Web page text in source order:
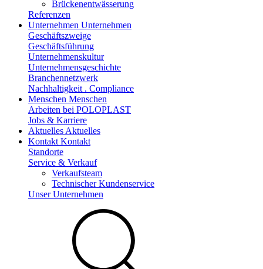
Brückenentwässerung
Referenzen
Unternehmen Unternehmen
Geschäftszweige
Geschäftsführung
Unternehmenskultur
Unternehmensgeschichte
Branchennetzwerk
Nachhaltigkeit . Compliance
Menschen Menschen
Arbeiten bei POLOPLAST
Jobs & Karriere
Aktuelles Aktuelles
Kontakt Kontakt
Standorte
Service & Verkauf
Verkaufsteam
Technischer Kundenservice
Unser Unternehmen